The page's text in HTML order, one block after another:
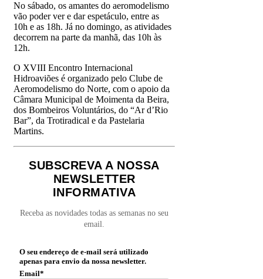
No sábado, os amantes do aeromodelismo
vão poder ver e dar espetáculo, entre as
10h e as 18h. Já no domingo, as atividades
decorrem na parte da manhã, das 10h às
12h.
O XVIII Encontro Internacional
Hidroaviões é organizado pelo Clube de
Aeromodelismo do Norte, com o apoio da
Câmara Municipal de Moimenta da Beira,
dos Bombeiros Voluntários, do “Ar d’Rio
Bar”, da Trotiradical e da Pastelaria
Martins.
SUBSCREVA A NOSSA
NEWSLETTER
INFORMATIVA
Receba as novidades todas as semanas no seu
email.
O seu endereço de e-mail será utilizado
apenas para envio da nossa newsletter.
Email*